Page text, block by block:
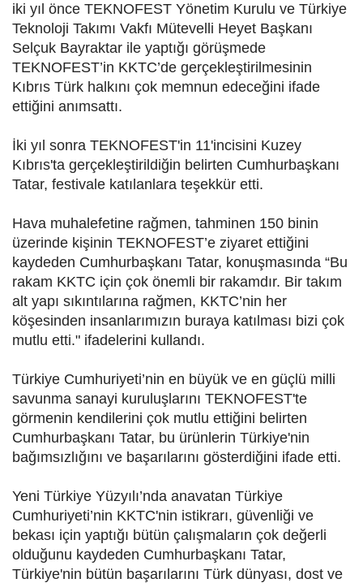
iki yıl önce TEKNOFEST Yönetim Kurulu ve Türkiye
Teknoloji Takımı Vakfı Mütevelli Heyet Başkanı
Selçuk Bayraktar ile yaptığı görüşmede
TEKNOFEST’in KKTC’de gerçekleştirilmesinin
Kıbrıs Türk halkını çok memnun edeceğini ifade
ettiğini anımsattı.
İki yıl sonra TEKNOFEST'in 11'incisini Kuzey
Kıbrıs'ta gerçekleştirildiğin belirten Cumhurbaşkanı
Tatar, festivale katılanlara teşekkür etti.
Hava muhalefetine rağmen, tahminen 150 binin
üzerinde kişinin TEKNOFEST’e ziyaret ettiğini
kaydeden Cumhurbaşkanı Tatar, konuşmasında “Bu
rakam KKTC için çok önemli bir rakamdır. Bir takım
alt yapı sıkıntılarına rağmen, KKTC’nin her
köşesinden insanlarımızın buraya katılması bizi çok
mutlu etti." ifadelerini kullandı.
Türkiye Cumhuriyeti’nin en büyük ve en güçlü milli
savunma sanayi kuruluşlarını TEKNOFEST'te
görmenin kendilerini çok mutlu ettiğini belirten
Cumhurbaşkanı Tatar, bu ürünlerin Türkiye'nin
bağımsızlığını ve başarılarını gösterdiğini ifade etti.
Yeni Türkiye Yüzyılı’nda anavatan Türkiye
Cumhuriyeti’nin KKTC'nin istikrarı, güvenliği ve
bekası için yaptığı bütün çalışmaların çok değerli
olduğunu kaydeden Cumhurbaşkanı Tatar,
Türkiye'nin bütün başarılarını Türk dünyası, dost ve